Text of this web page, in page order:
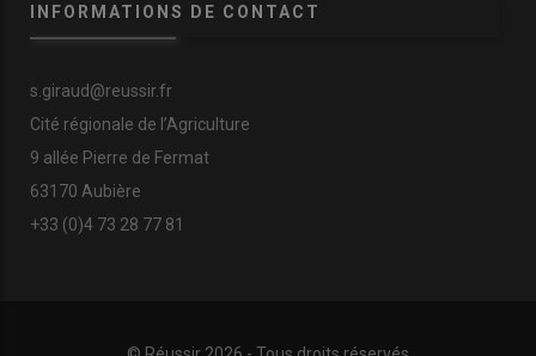
INFORMATIONS DE CONTACT
s.giraud@reussir.fr
Cité régionale de l’Agriculture
9 allée Pierre de Fermat
63170 Aubière
+33 (0)4 73 28 77 81